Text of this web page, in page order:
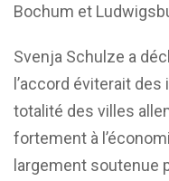
Bochum et
Svenja Schulze a
l’accord éviterait
totalité des villes
fortement à
largement soutenue